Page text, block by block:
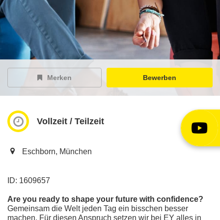
EY Careers Spotlight
der Karriere-Podcast
EY Joblight
Merken Bewerben
Vollzeit / Teilzeit
Eschborn, München
ID: 1609657
Are you ready to shape your future with confidence?
Gemeinsam die Welt jeden Tag ein bisschen besser
machen. Für diesen Anspruch setzen wir bei EY alles in